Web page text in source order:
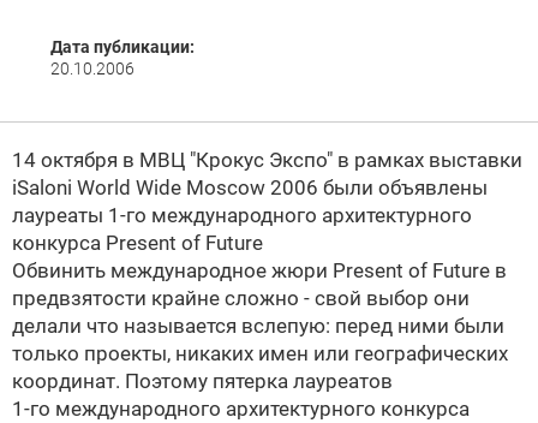
Дата публикации:
20.10.2006
14 октября в МВЦ "Крокус Экспо" в рамках выставки
iSaloni World Wide Moscow 2006 были объявлены
лауреаты 1-го международного архитектурного
конкурса Present of Future
Обвинить международное жюри Present of Future в
предвзятости крайне сложно - свой выбор они
делали что называется вслепую: перед ними были
только проекты, никаких имен или географических
координат. Поэтому пятерка лауреатов
1-го международного архитектурного конкурса